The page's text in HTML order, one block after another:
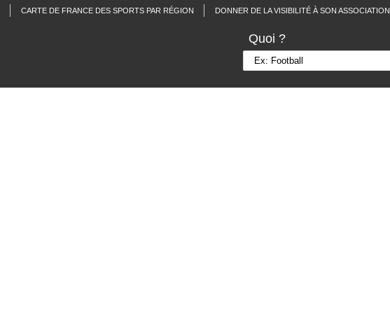
CARTE DE FRANCE DES SPORTS PAR RÉGION DONNER DE LA VISIBILITÉ À SON ASSOCIATION
Quoi ?